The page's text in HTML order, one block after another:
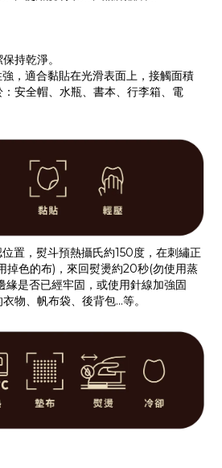
持乾淨。
，適合黏貼在光滑表面上，接觸面積
安全帽、水瓶、書本、行李箱、電
置，熨斗預熱攝氏約150度，在刺繡正
掉色的布)，來回熨燙約20秒(勿使用蒸
緣是否已經牢固，或使用針線加強固
物、帆布袋、後背包...等。